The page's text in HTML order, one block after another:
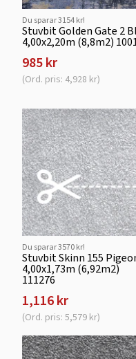
Du sparar 3154 kr!
Stuvbit Golden Gate 2
4,00x2,20m (8,8m2)
985 kr
(Ord. pris: 4,928 kr)
Du sparar 3570 kr!
Stuvbit Skinn 155
4,00x1,73m (6,92m2)
111276
1,116 kr
(Ord. pris: 5,579 kr)